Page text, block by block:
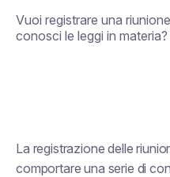
Vuoi registrare una
conosci le leggi in
La registrazione delle
comportare una serie di